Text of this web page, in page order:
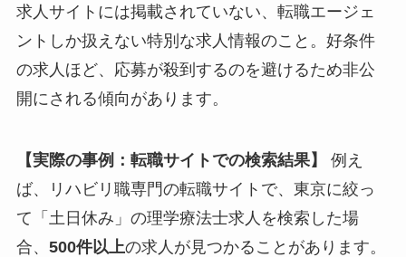
求人サイトには掲載されていない、転職エージェ
ントしか扱えない特別な求人情報のこと。好条件
の求人ほど、応募が殺到するのを避けるため非公
開にされる傾向があります。
【実際の事例：転職サイトでの検索結果】
例え
ば、リハビリ職専門の転職サイトで、東京に絞っ
て「土日休み」の理学療法士求人を検索した場
合、 500件以上の求人が見つかることがあります。